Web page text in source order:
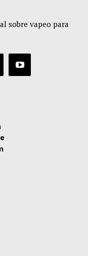
sobre vapeo para